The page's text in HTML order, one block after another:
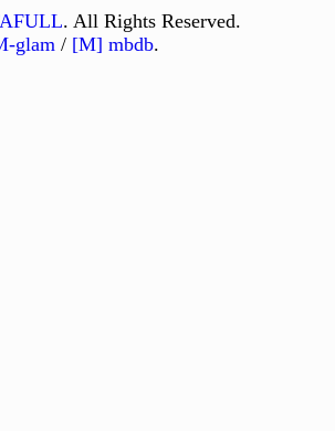
. All Rights Reserved.
glam / [M] mbdb.